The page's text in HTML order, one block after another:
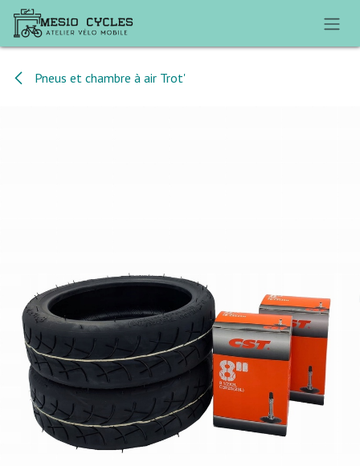
Se rendre au contenu
Pneus et chambre à air Trot'